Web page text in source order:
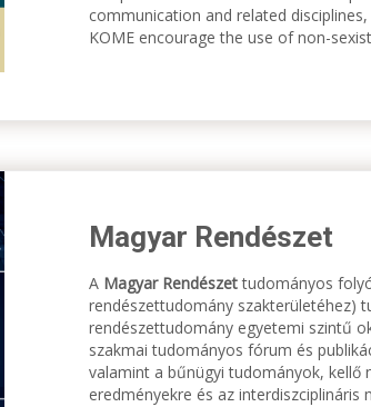
communication and related
KOME encourage the use of non-
Magyar Rendészet
A Magyar Rendészettudományos
rendészettudomány szakterületéhez)
rendészettudomány egyetemi szintű
szakmai tudományos fórum és
valamint a bűnügyi tudományok,
eredményekre és az interdiszciplináris